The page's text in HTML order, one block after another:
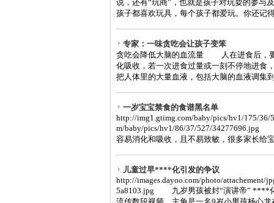
说，还有“玩商”，也就是孩子对玩耍的
孩子都喜欢玩具，每个孩子都爱玩。你还记
专家：一味贪吃会让孩子变笨
贪吃会降低大脑的血流量 人在进食后，
化吸收，若一次进食过量或一刻不停地进食
把人体里的大量血液，包括大脑的血液调集
一岁宝宝禁食的食谱黑名单
http://img1.gtimg.com/baby/pics/hv1/175/
m/baby/pics/hv1/86/37/527/
容易消化和吸收，且不易致敏，很多家长给
儿童过早****化引发的争议
http://images.dayoo.com/photo/attachement/
5a8103.jpg 九岁男孩被封“演讲帝”